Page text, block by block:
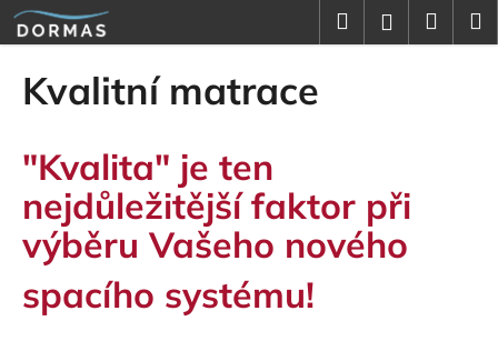
Přejít
obsah
HledatPřihlášení
Kvalitní matrace
"Kvalita" je ten
nejdůležitější faktor při
výběru Vašeho nového
spacího systému!
K
o
o
o
t
ř
e